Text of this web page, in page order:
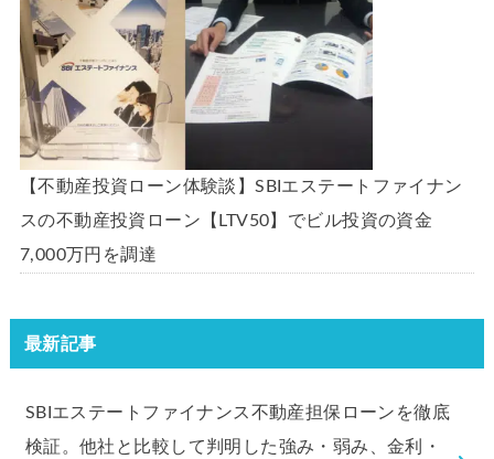
【不動産投資ローン体験談】SBIエステートファイナン
スの不動産投資ローン【LTV50】でビル投資の資金
7,000万円を調達
最新記事
SBIエステートファイナンス不動産担保ローンを徹底
検証。他社と比較して判明した強み・弱み、金利・